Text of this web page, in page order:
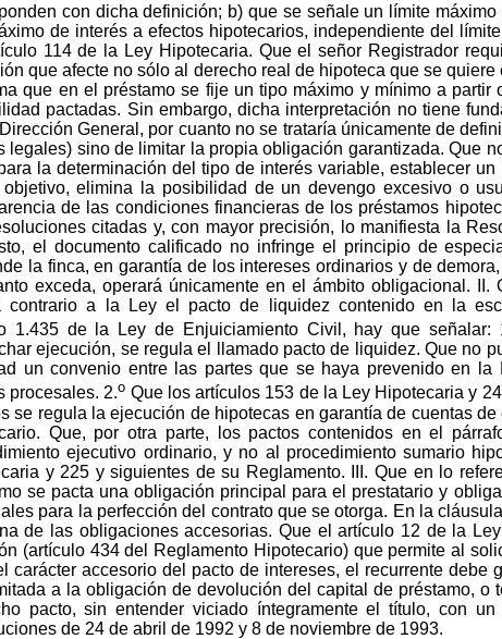
con dicha definición; b) que se señale un límite
de interés a efectos hipotecarios, independiente del
114 de la Ley Hipotecaria. Que el señor Registrador
que afecte no sólo al derecho real de hipoteca que se
que en el préstamo se fije un tipo máximo y mínimo a
pactadas. Sin embargo, dicha interpretación no tiene
General, por cuanto no se trataría únicamente de
legales) sino de limitar la propia obligación garantizada. Que
la determinación del tipo de interés variable, establecer
objetivo, elimina la posibilidad de un devengo excesivo o
de las condiciones financieras de los préstamos
citadas y, con mayor precisión, lo manifiesta la
el documento calificado no infringe el principio de
la finca, en garantía de los intereses ordinarios y de
exceda, operará únicamente en el ámbito obligacional.
contrario a la Ley el pacto de liquidez contenido en la
1.435 de la Ley de Enjuiciamiento Civil, hay que señalar:
ejecución, se regula el llamado pacto de liquidez. Que no
un convenio entre las partes que se haya prevenido en
procesales. 2.o Que los artículos 153 de la Ley Hipotecaria y
se regula la ejecución de hipotecas en garantía de cuentas
Que, por otra parte, los pactos contenidos en el
ejecutivo ordinario, y no al procedimiento sumario
y 225 y siguientes de su Reglamento. III. Que en lo
se pacta una obligación principal para el prestatario y
para la perfección del contrato que se otorga. En la
de las obligaciones accesorias. Que el artículo 12 de la
(artículo 434 del Reglamento Hipotecario) que permite al
carácter accesorio del pacto de intereses, el recurrente
a la obligación de devolución del capital de préstamo,
pacto, sin entender viciado íntegramente el título, con
de 24 de abril de 1992 y 8 de noviembre de 1993.